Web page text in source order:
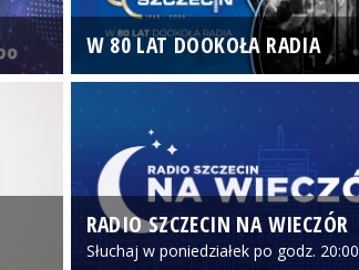
W 80 LAT DOOKOŁA RADIA
RADIO SZCZECIN NA WIECZÓR
Słuchaj w poniedziałek po godz. 20:00